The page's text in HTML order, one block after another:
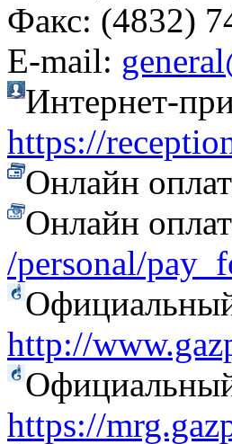
Факс: (4832)
Е-mail:
Интернет-
https://
Онлайн
Онлайн
/personal/
http://
https://